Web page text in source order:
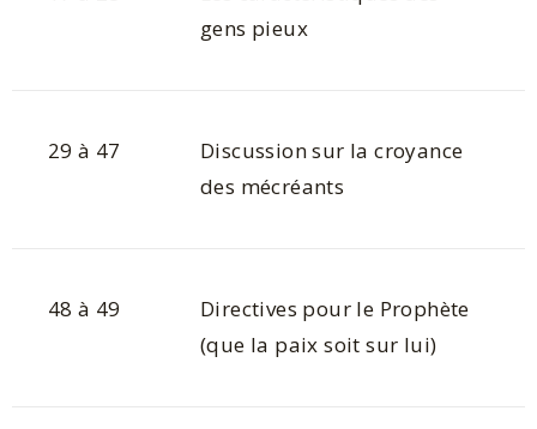
gens pieux
29 à 47
Discussion sur la croyance
des mécréants
48 à 49
Directives pour le Prophète
(que la paix soit sur lui)